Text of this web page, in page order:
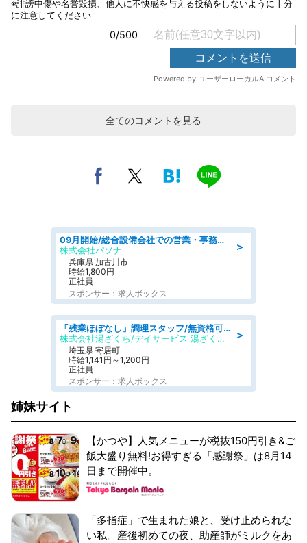
全てのコメントを見る
＞
09月開始/総合設備会社での営業・事務のお仕事/車通勤可/賞与あり/営業/営業事務
株式会社パソナ
兵庫県 加古川市
時給1,800円
正社員
スポンサー：求人ボックス
＞
「残業ほぼなし」調理スタッフ/無資格可/正職員/日勤のみ/デイサービス/社会保障完備
株式会社湯ざくら/デイサービス 湯ざくらケアリゾート
埼玉県 寄居町
時給1,141円～1,200円
正社員
スポンサー：求人ボックス
姉妹サイト
【かつや】人気メニューが税抜150円引き&ご
飯大盛り無料!お得すぎる「感謝祭」は8月14
日まで開催中。
「多指症」で生まれた娘と、受け止められな
い私。産後初めての夜、助産師がミルクをあ